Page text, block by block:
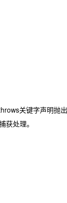
关键字声明抛
处理。